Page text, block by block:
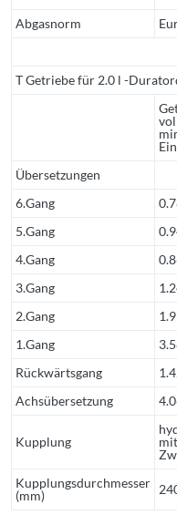
Abgasnorm
T Getriebe für 2.0 l -
Übersetzungen
6.Gang
5.Gang
4.Gang
3.Gang
2.Gang
1.Gang
Rückwärtsgang
Achsübersetzung
Kupplung
Kupplungsdurchmesser
(mm)